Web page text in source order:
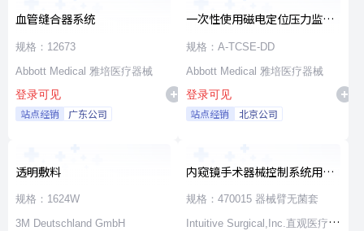
血管缝合器系统
规格：12673
Abbott Medical 雅培医疗器械
登录可见
站点经销 广东公司
一次性使用磁电定位压力监测
消融导管
规格：A-TCSE-DD
Abbott Medical 雅培医疗器械
登录可见
站点经销 北京公司
透明敷料
规格：1624W
3M Deutschland GmbH
内窥镜手术器械控制系统用无
源器械和附件
规格：470015 器械臂无菌套
Intuitive Surgical,Inc.直观医疗公